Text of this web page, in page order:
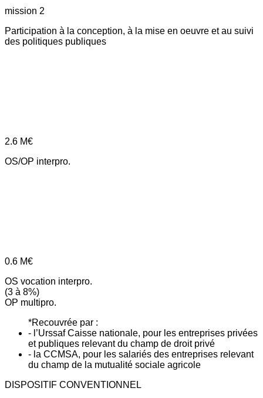
mission 2
Participation à la conception, à la mise en oeuvre et au suivi
des politiques publiques
2.6 M€
OS/OP interpro.
0.6 M€
OS vocation interpro.
(3 à 8%)
OP multipro.
*Recouvrée par :
- l’Urssaf Caisse nationale, pour les entreprises privées
et publiques relevant du champ de droit privé
- la CCMSA, pour les salariés des entreprises relevant
du champ de la mutualité sociale agricole
DISPOSITIF CONVENTIONNEL